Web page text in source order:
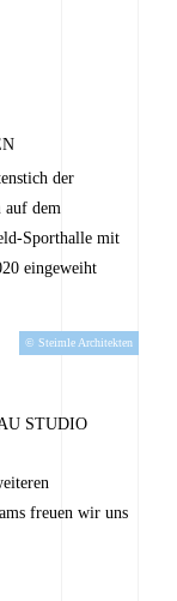
der
auf dem
Sporthalle mit
eingeweiht
© Steimle Architekten
STUDIO
freuen wir uns